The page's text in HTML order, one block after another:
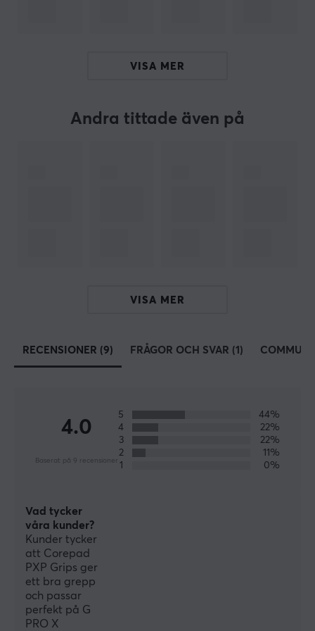
SPECIFIKATIONERVISA MER
Andra tittade även på
VISA MER
RECENSIONER (9) FRÅGOR OCH SVAR (1)
4.0
Baserat på 9 recensioner
5
44%
4
22%
3
22%
2
11%
1
0%
Vad tycker
våra kunder?
Kunder tycker
att Corepad
PXP Grips ger
ett bra grepp
och passar
perfekt på G
PRO X